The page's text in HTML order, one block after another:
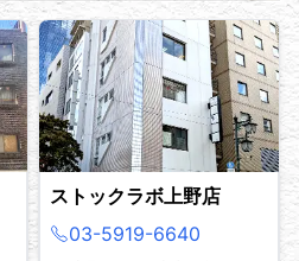
ストックラボ上野店
03-5919-6640